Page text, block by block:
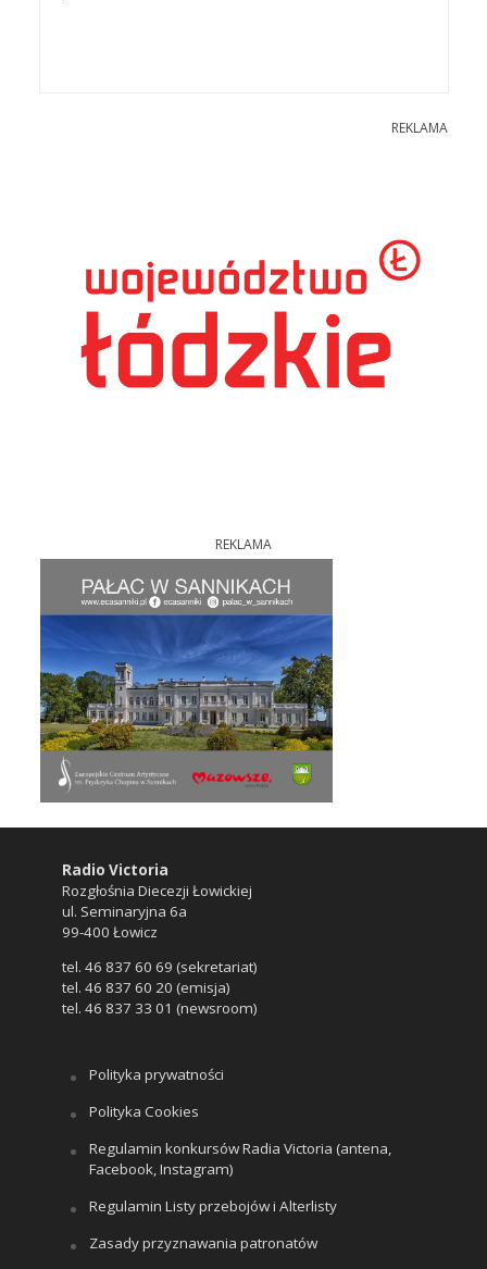
REKLAMA
REKLAMA
Radio Victoria
Rozgłośnia Diecezji Łowickiej
ul. Seminaryjna 6a
99-400 Łowicz
tel. 46 837 60 69 (sekretariat)
tel. 46 837 60 20 (emisja)
tel. 46 837 33 01 (newsroom)
Polityka prywatności
Polityka Cookies
Regulamin konkursów Radia Victoria (antena,
Facebook, Instagram)
Regulamin Listy przebojów i Alterlisty
Zasady przyznawania patronatów